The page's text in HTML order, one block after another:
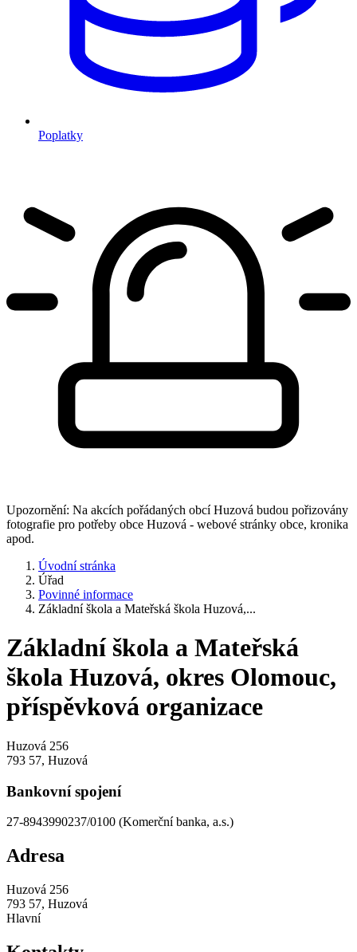
Poplatky
Upozornění: Na akcích pořádaných obcí Huzová budou pořizovány
fotografie pro potřeby obce Huzová - webové stránky obce, kronika
apod.
Úvodní stránka
Úřad
Povinné informace
Základní škola a Mateřská škola Huzová,...
Základní škola a Mateřská
škola Huzová, okres Olomouc,
příspěvková organizace
Huzová 256
793 57, Huzová
Bankovní spojení
27-8943990237/0100 (Komerční banka, a.s.)
Adresa
Huzová 256
793 57, Huzová
Hlavní